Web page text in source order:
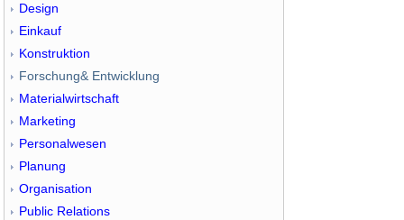
Design
Einkauf
Konstruktion
Forschung& Entwicklung
Materialwirtschaft
Marketing
Personalwesen
Planung
Organisation
Public Relations